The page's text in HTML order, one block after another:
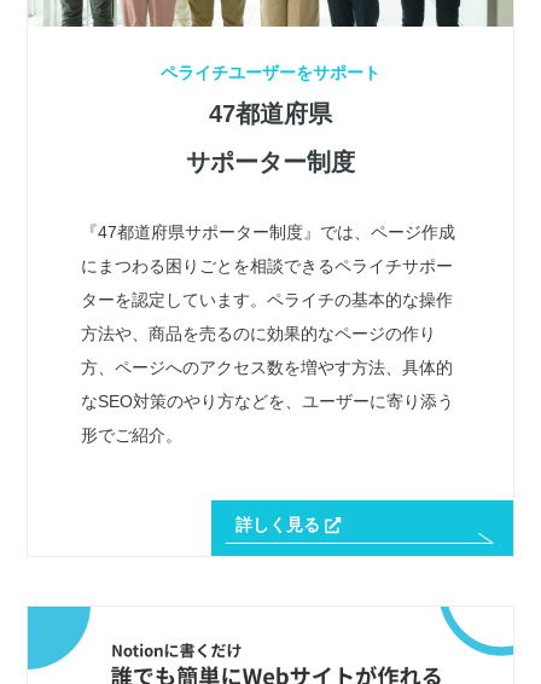
ペライチユーザーをサポート
47都道府県
サポーター制度
『47都道府県サポーター制度』では、ページ作成
にまつわる困りごとを相談できるペライチサポー
ターを認定しています。ペライチの基本的な操作
方法や、商品を売るのに効果的なページの作り
方、ページへのアクセス数を増やす方法、具体的
なSEO対策のやり方などを、ユーザーに寄り添う
形でご紹介。
詳しく見る